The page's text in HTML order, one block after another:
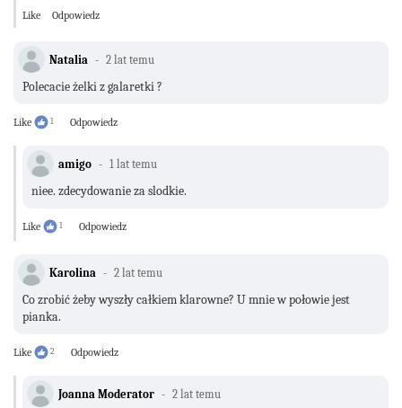
Like Odpowiedz
Natalia 2 lat temu
Polecacie żelki z galaretki ?
Like 1 Odpowiedz
amigo 1 lat temu
niee. zdecydowanie za slodkie.
Like 1 Odpowiedz
Karolina 2 lat temu
Co zrobić żeby wyszły całkiem klarowne? U mnie w połowie jest
pianka.
Like 2 Odpowiedz
Joanna Moderator 2 lat temu